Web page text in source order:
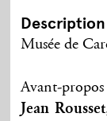
Description
Musée de
Avant-propos
Jean Rousset